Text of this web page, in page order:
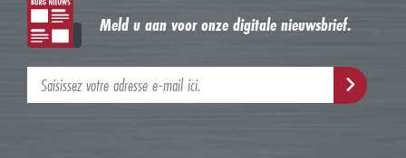
Meld u aan voor onze digitale nieuwsbrief.